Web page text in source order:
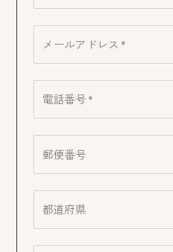
メールアドレス *
電話番号 *
郵便番号
都道府県